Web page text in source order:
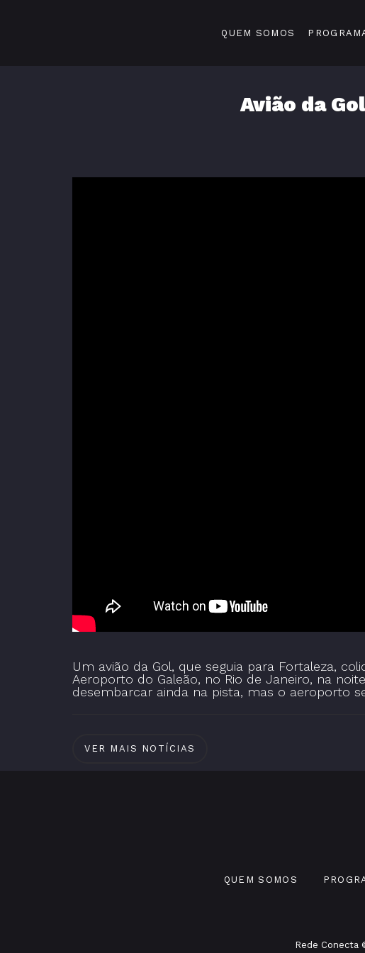
QUEM SOMOS
Avião da
Um avião da Gol, que seguia para Fortaleza,
Aeroporto do Galeão, no Rio de Janeiro, na
desembarcar ainda na pista, mas o aeroporto
VER MAIS NOTÍCIAS
QUEM SOMOS
Rede Conecta